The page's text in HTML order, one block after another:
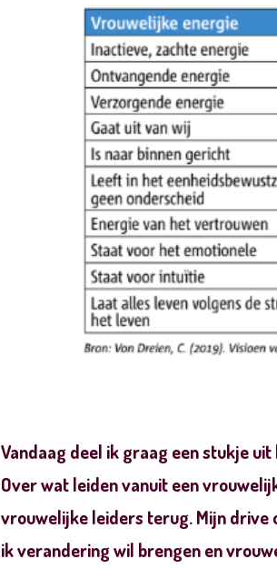
Vandaag deel ik graag een stukje
Over wat leiden vanuit een
vrouwelijke leiders terug. Mijn drive
ik verandering wil brengen en